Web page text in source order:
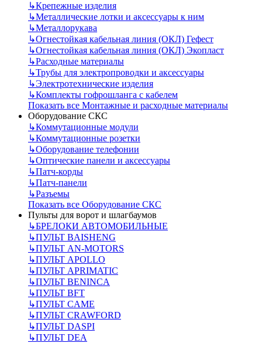
↳Крепежные изделия
↳Металлические лотки и аксессуары к ним
↳Металлорукава
↳Огнестойкая кабельная линия (ОКЛ) Гефест
↳Огнестойкая кабельная линия (ОКЛ) Экопласт
↳Расходные материалы
↳Трубы для электропроводки и аксессуары
↳Электротехнические изделия
↳Комплекты гофрошланга с кабелем
Показать все Монтажные и расходные материалы
Оборудование СКС
↳Коммутационные модули
↳Коммутационные розетки
↳Оборудование телефонии
↳Оптические панели и аксессуары
↳Патч-корды
↳Патч-панели
↳Разъемы
Показать все Оборудование СКС
Пульты для ворот и шлагбаумов
↳БРЕЛОКИ АВТОМОБИЛЬНЫЕ
↳ПУЛЬТ BAISHENG
↳ПУЛЬТ AN-MOTORS
↳ПУЛЬТ APOLLO
↳ПУЛЬТ APRIMATIC
↳ПУЛЬТ BENINCA
↳ПУЛЬТ BFT
↳ПУЛЬТ CAME
↳ПУЛЬТ CRAWFORD
↳ПУЛЬТ DASPI
↳ПУЛЬТ DEA